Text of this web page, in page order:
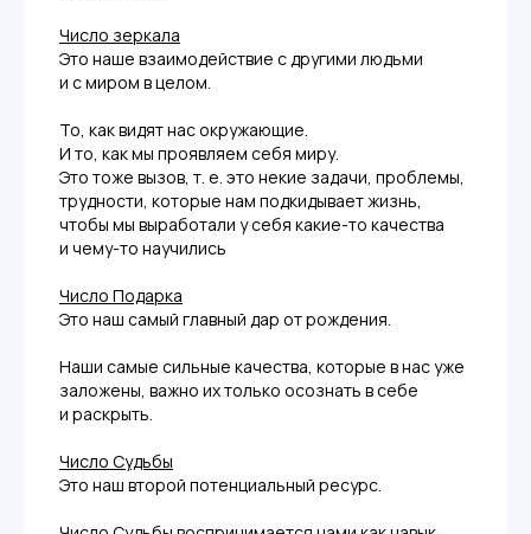
Число зеркала
Это наше взаимодействие с другими людьми
и с миром в целом.
То, как видят нас окружающие.
И то, как мы проявляем себя миру.
Это тоже вызов, т. е. это некие задачи, проблемы,
трудности, которые нам подкидывает жизнь,
чтобы мы выработали у себя какие-то качества
и чему-то научились
Число Подарка
Это наш самый главный дар от рождения.
Наши самые сильные качества, которые в нас уже
заложены, важно их только осознать в себе
и раскрыть.
Число Судьбы
Это наш второй потенциальный ресурс.